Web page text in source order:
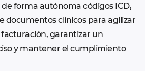
de forma autónoma códigos ICD,
documentos clínicos para agilizar
facturación, garantizar un
y mantener el cumplimiento